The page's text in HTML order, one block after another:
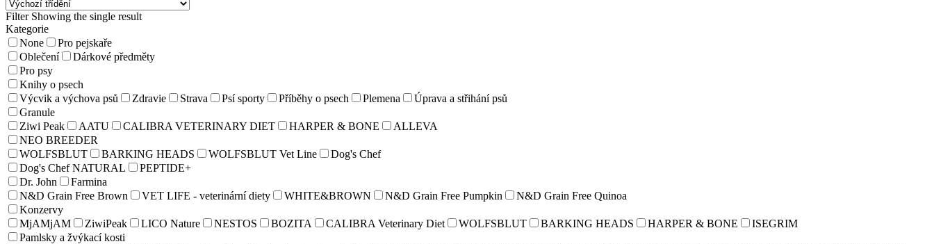
Filter Showing the single result
Kategorie
None
Pro pejskaře
Oblečení
Dárkové předměty
Pro psy
Knihy o psech
Výcvik a výchova psů
Zdravie Strava Psí sporty Příběhy o psech Plemena
Úprava a střihání psů
Granule
Ziwi Peak
AATU CALIBRA VETERINARY DIET HARPER & BONE
ALLEVA
NEO BREEDER
WOLFSBLUT
BARKING HEADS WOLFSBLUT Vet Line
Dog's Chef
Dog's Chef NATURAL
PEPTIDE+
Dr. John
Farmina
N&D Grain Free Brown
VET LIFE - veterinární diety WHITE&BROWN N&D Grain Free Pumpkin
N&D Grain Free Quinoa
Konzervy
MjAMjAM
ZiwiPeak LICO Nature NESTOS BOZITA CALIBRA Veterinary Diet WOLFSBLUT BARKING HEADS HARPER & BONE
ISEGRIM
Pamlsky a žvýkací kosti